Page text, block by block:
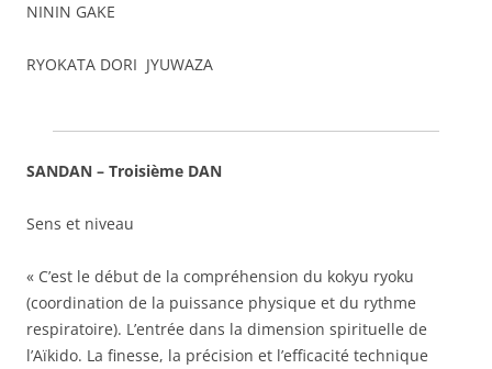
NININ GAKE
RYOKATA DORI JYUWAZA
SANDAN – Troisième DAN
Sens et niveau
« C’est le début de la compréhension du kokyu ryoku
(coordination de la puissance physique et du rythme
respiratoire). L’entrée dans la dimension spirituelle de
l’Aïkido. La finesse, la précision et l’efficacité technique